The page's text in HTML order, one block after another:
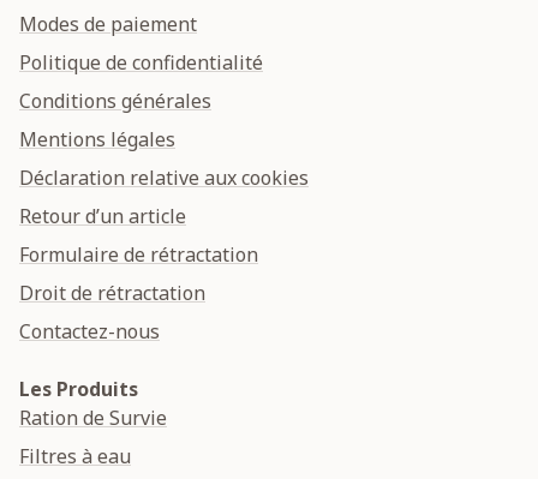
Modes de paiement
Politique de confidentialité
Conditions générales
Mentions légales
Déclaration relative aux cookies
Retour d’un article
Formulaire de rétractation
Droit de rétractation
Contactez-nous
Les Produits
Ration de Survie
Filtres à eau